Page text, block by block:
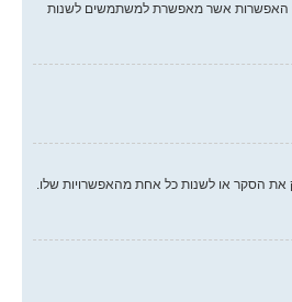
האפשרויות אשר משתמשים יכולים לבחור במשך ההצבעה תחת “אפשרויות לכל משתמש”, זמן הגבלה לסקר בימים (0 לצמיתות) ולבסוף האפשרות אשר מאפשרת למשתמשים לשנות
את הסקר או לשנות כל אחת מהאפשרויות שלו.